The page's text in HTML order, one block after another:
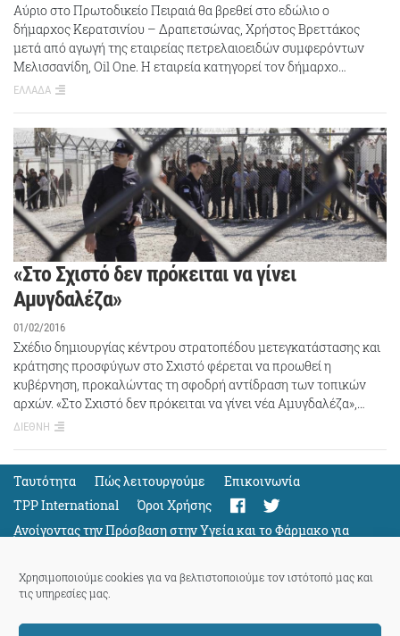
Χρησιμοποιούμε cookies για να βελτιστοποιούμε τον ιστότοπό μας και
τις υπηρεσίες μας.
Αύριο στο Πρωτοδικείο Πειραιά θα βρεθεί στο εδώλιο ο
δήμαρχος Κερατσινίου – Δραπετσώνας, Χρήστος Βρεττάκος
μετά από αγωγή της εταιρείας πετρελαιοειδών συμφερόντων
Μελισσανίδη, Oil One. Η εταιρεία κατηγορεί τον δήμαρχο…
ΕΛΛΑΔΑ
«Στο Σχιστό δεν πρόκειται να γίνει
Αμυγδαλέζα»
01/02/2016
Σχέδιο δημιουργίας κέντρου στρατοπέδου μετεγκατάστασης και
κράτησης προσφύγων στο Σχιστό φέρεται να προωθεί η
κυβέρνηση, προκαλώντας τη σφοδρή αντίδραση των τοπικών
αρχών. «Στο Σχιστό δεν πρόκειται να γίνει νέα Αμυγδαλέζα»,…
ΔΙΕΘΝΗ
Ταυτότητα Πώς λειτουργούμε
Eπικοινωνία
TPP International
Όροι Χρήσης
Ανοίγοντας την Πρόσβαση στην Υγεία και το Φάρμακο για
Όλους
Support